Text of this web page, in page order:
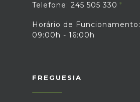
Telefone: 245 505 330
Horário de Funcionamento:
09:00h - 16:00h
FREGUESIA